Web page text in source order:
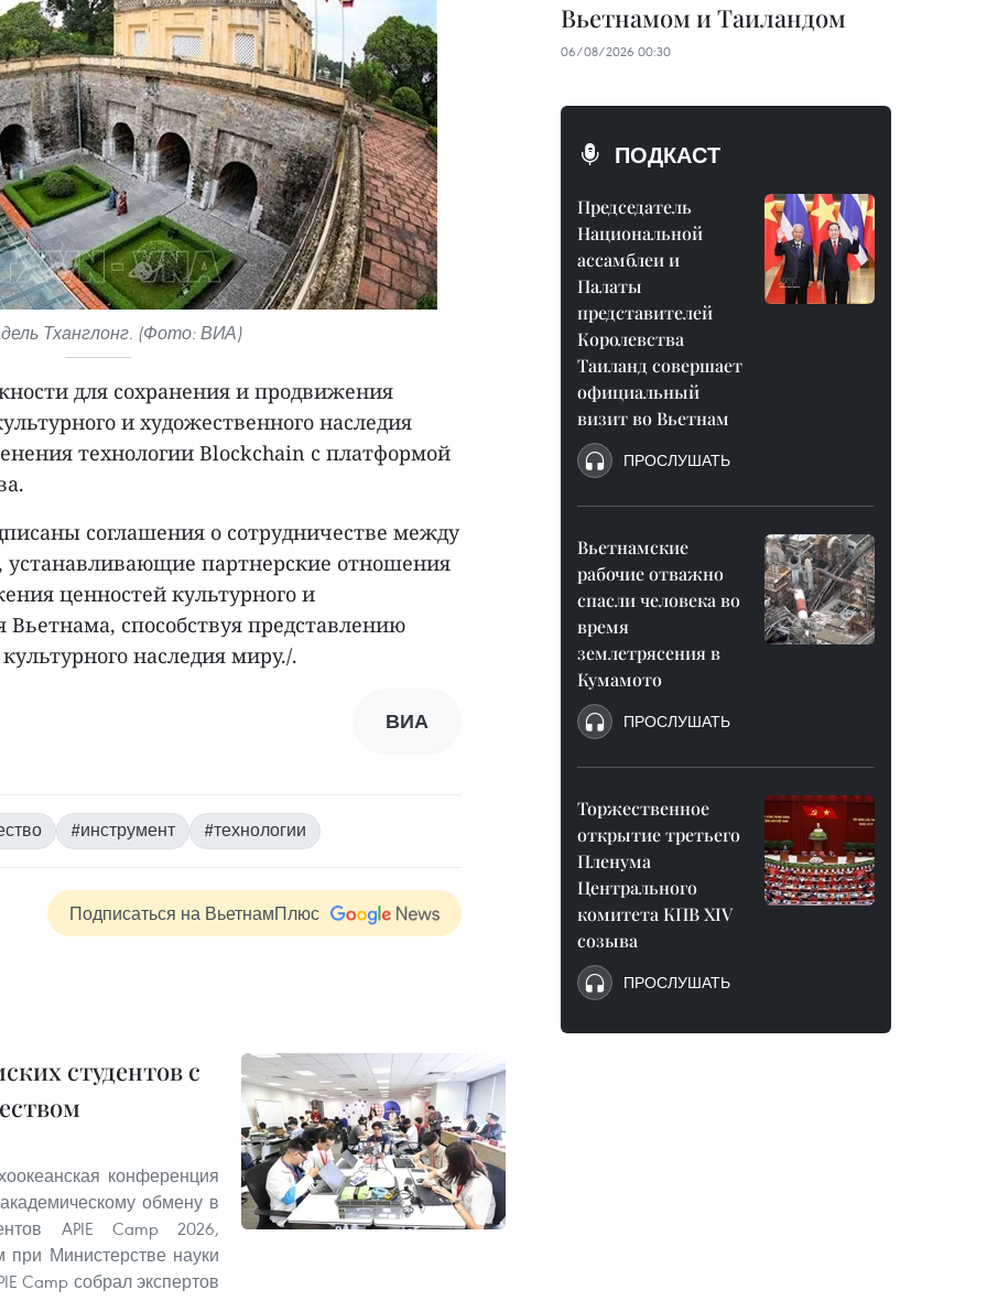
Тханглонг. (Фото: ВИА)
для сохранения и продвижения
и художественного наследия
технологии Blockchain с платформой
соглашения о сотрудничестве между
устанавливающие партнерские отношения
ценностей культурного и
Вьетнама, способствуя представлению
наследия миру./.
ВИА
#инструмент #технологии
Подписаться на ВьетнамПлюс
студентов с
конференция
обмену в
APIE Camp 2026,
при Министерстве науки
Camp собрал экспертов
Вьетнамом и Таиландом
06/08/2026 00:30
ПОДКАСТ
Председатель
Национальной
ассамблеи и
Палаты
представителей
Королевства
Таиланд совершает
официальный
визит во Вьетнам
ПРОСЛУШАТЬ
Вьетнамские
рабочие отважно
спасли человека во
время
землетрясения в
Кумамото
ПРОСЛУШАТЬ
Торжественное
открытие третьего
Пленума
Центрального
комитета КПВ XIV
созыва
ПРОСЛУШАТЬ